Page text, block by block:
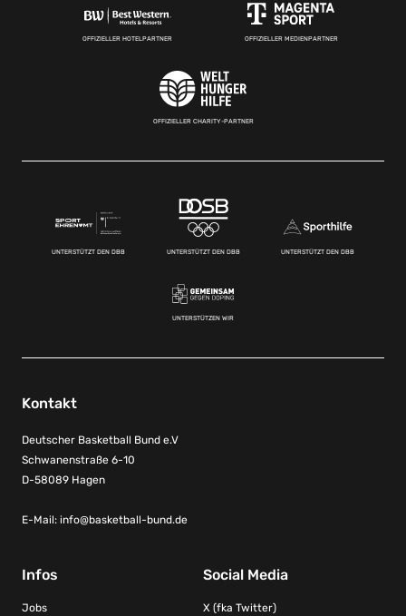
OFFIZIELLER HOTELPARTNER OFFIZIELLER MEDIENPARTNER
OFFIZIELLER CHARITY-PARTNER
UNTERSTÜTZT DEN DBB UNTERSTÜTZT DEN DBB UNTERSTÜTZT DEN DBB
UNTERSTÜTZEN WIR
Kontakt
Deutscher Basketball Bund e.V
Schwanenstraße 6-10
D-58089 Hagen
E-Mail: info@basketball-bund.de
Infos
Jobs
Social Media
X (fka Twitter)